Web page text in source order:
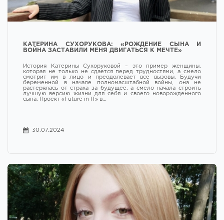
КАТЕРИНА СУХОРУКОВА: «РОЖДЕНИЕ СЫНА И
ВОЙНА ЗАСТАВИЛИ МЕНЯ ДВИГАТЬСЯ К МЕЧТЕ»
История Катерины Сухоруковой – это пример женщины,
которая не только не сдается перед трудностями, а смело
смотрит им в лицо и преодолевает все вызовы. Будучи
беременной в начале полномасштабной войны, она не
растерялась от страха за будущее, а смело начала строить
лучшую версию жизни для себя и своего новорожденного
сына. Проект «Future in IT» в…
30.07.2024